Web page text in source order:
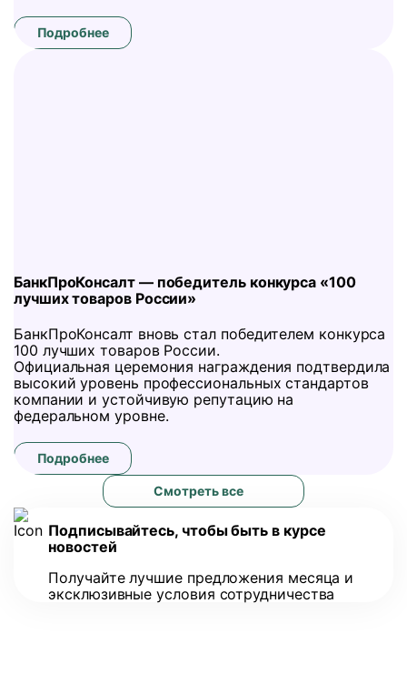
Подробнее
БанкПроКонсалт — победитель конкурса «100
лучших товаров России»
БанкПроКонсалт вновь стал победителем конкурса
100 лучших товаров России.
Официальная церемония награждения подтвердила
высокий уровень профессиональных стандартов
компании и устойчивую репутацию на
федеральном уровне.
Подробнее
Смотреть все
Подписывайтесь, чтобы быть в курсе
новостей
Получайте лучшие предложения месяца и
эксклюзивные условия сотрудничества